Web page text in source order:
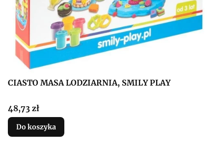
CIASTO MASA LODZIARNIA, SMILY PLAY
Cena
48,73 zł
Do koszyka